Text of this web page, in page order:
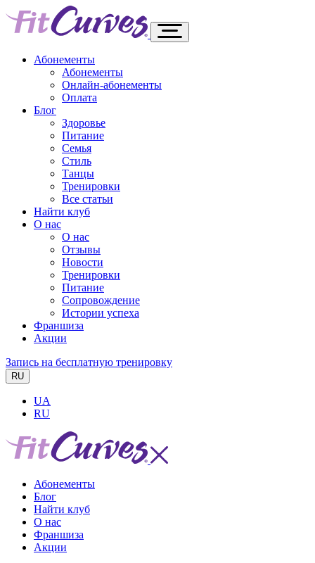
Абонементы
Абонементы
Онлайн-абонементы
Оплата
Блог
Здоровье
Питание
Семья
Стиль
Танцы
Тренировки
Все статьи
Найти клуб
О нас
О нас
Отзывы
Новости
Тренировки
Питание
Сопровождение
Истории успеха
Франшиза
Акции
Запись на бесплатную тренировку
RU
UA
RU
Абонементы
Блог
Найти клуб
О нас
Франшиза
Акции